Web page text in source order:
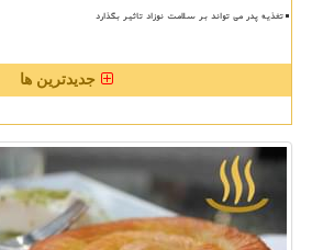
تغذیه پدر می تواند بر سلامت نوزاد تاثیر بگذارد
جدیدترین ها